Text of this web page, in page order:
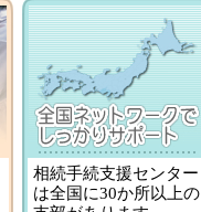
相続手続支援センター
は全国に30か所以上の